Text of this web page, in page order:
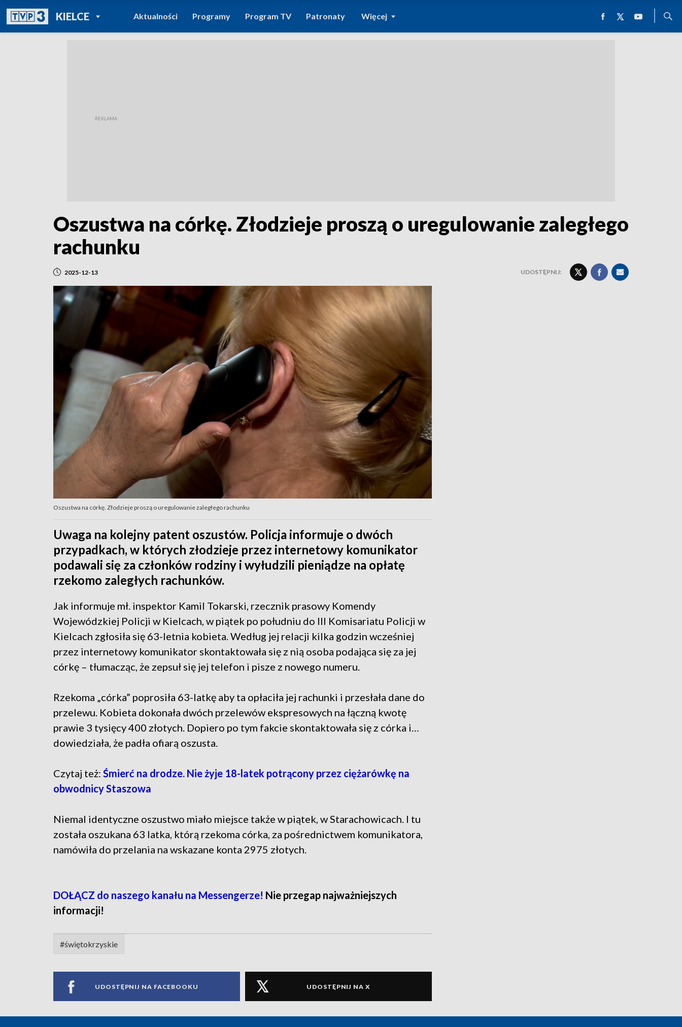
KIELCEPOWRÓT DO
TVP REGIONY
Aktualności Programy Program TV Patronaty Więcej
Oszustwa na córkę. Złodzieje proszą o uregulowanie zaległego
rachunku
2025-12-13 UDOSTĘPNIJ:
Oszustwa na córkę. Złodzieje proszą o uregulowanie zaległego rachunku
Uwaga na kolejny patent oszustów. Policja informuje o dwóch
przypadkach, w których złodzieje przez internetowy komunikator
podawali się za członków rodziny i wyłudzili pieniądze na opłatę
rzekomo zaległych rachunków.
Jak informuje mł. inspektor Kamil Tokarski, rzecznik prasowy Komendy
Wojewódzkiej Policji w Kielcach, w piątek po południu do III Komisariatu Policji w
Kielcach zgłosiła się 63-letnia kobieta. Według jej relacji kilka godzin wcześniej
przez internetowy komunikator skontaktowała się z nią osoba podająca się za jej
córkę – tłumacząc, że zepsuł się jej telefon i pisze z nowego numeru.
Rzekoma „córka” poprosiła 63-latkę aby ta opłaciła jej rachunki i przesłała dane do
przelewu. Kobieta dokonała dwóch przelewów ekspresowych na łączną kwotę
prawie 3 tysięcy 400 złotych. Dopiero po tym fakcie skontaktowała się z córka i…
dowiedziała, że padła ofiarą oszusta.
Czytaj też: Śmierć na drodze. Nie żyje 18-latek potrącony przez ciężarówkę na
obwodnicy Staszowa
Niemal identyczne oszustwo miało miejsce także w piątek, w Starachowicach. I tu
została oszukana 63 latka, którą rzekoma córka, za pośrednictwem komunikatora,
namówiła do przelania na wskazane konta 2975 złotych.
DOŁĄCZ do naszego kanału na Messengerze! Nie przegap najważniejszych
informacji!
#świętokrzyskie
UDOSTĘPNIJ NA FACEBOOKU UDOSTĘPNIJ NA X